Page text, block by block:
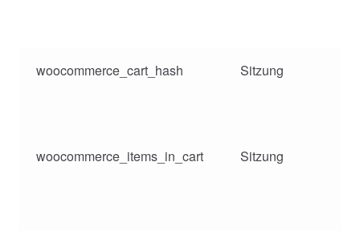
woocommerce_cart_hash Sitzung
woocommerce_items_in_cart Sitzung